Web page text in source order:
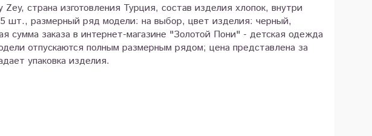
страна изготовления Турция, состав изделия хлопок, внутри
5 шт., размерный ряд модели: на выбор, цвет изделия: черный,
сумма заказа в интернет-магазине "Золотой Пони" - детская одежда
отпускаются полным размерным рядом; цена представлена за
упаковка изделия.